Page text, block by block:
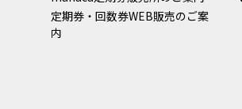
定期券・回数券WEB販売のご案
内